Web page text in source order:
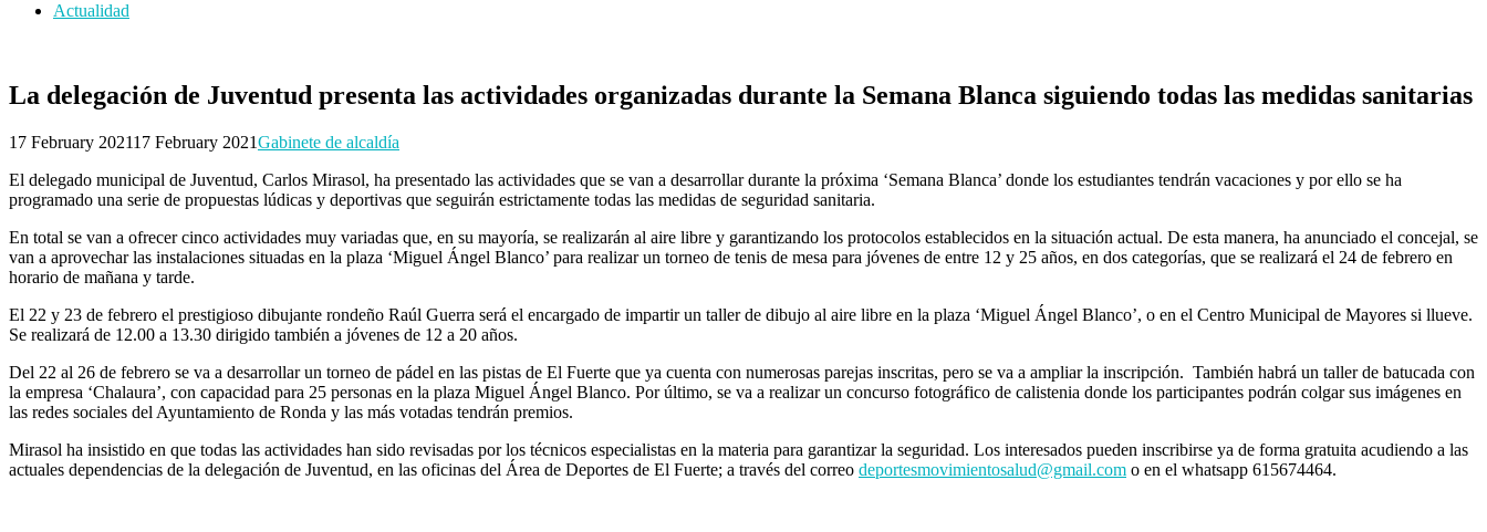
Actualidad
La delegación de Juventud presenta las actividades organizadas durante la Semana Blanca siguiendo todas las medidas sanitarias
17 February 202117 February 2021Gabinete de alcaldía
El delegado municipal de Juventud, Carlos Mirasol, ha presentado las actividades que se van a desarrollar durante la próxima ‘Semana Blanca’ donde los estudiantes tendrán vacaciones y por ello se ha
programado una serie de propuestas lúdicas y deportivas que seguirán estrictamente todas las medidas de seguridad sanitaria.
En total se van a ofrecer cinco actividades muy variadas que, en su mayoría, se realizarán al aire libre y garantizando los protocolos establecidos en la situación actual. De esta manera, ha anunciado el concejal, se
van a aprovechar las instalaciones situadas en la plaza ‘Miguel Ángel Blanco’ para realizar un torneo de tenis de mesa para jóvenes de entre 12 y 25 años, en dos categorías, que se realizará el 24 de febrero en
horario de mañana y tarde.
El 22 y 23 de febrero el prestigioso dibujante rondeño Raúl Guerra será el encargado de impartir un taller de dibujo al aire libre en la plaza ‘Miguel Ángel Blanco’, o en el Centro Municipal de Mayores si llueve.
Se realizará de 12.00 a 13.30 dirigido también a jóvenes de 12 a 20 años.
Del 22 al 26 de febrero se va a desarrollar un torneo de pádel en las pistas de El Fuerte que ya cuenta con numerosas parejas inscritas, pero se va a ampliar la inscripción. También habrá un taller de batucada con
la empresa ‘Chalaura’, con capacidad para 25 personas en la plaza Miguel Ángel Blanco. Por último, se va a realizar un concurso fotográfico de calistenia donde los participantes podrán colgar sus imágenes en
las redes sociales del Ayuntamiento de Ronda y las más votadas tendrán premios.
Mirasol ha insistido en que todas las actividades han sido revisadas por los técnicos especialistas en la materia para garantizar la seguridad. Los interesados pueden inscribirse ya de forma gratuita acudiendo a las
actuales dependencias de la delegación de Juventud, en las oficinas del Área de Deportes de El Fuerte; a través del correo deportesmovimientosalud@gmail.com o en el whatsapp 615674464.